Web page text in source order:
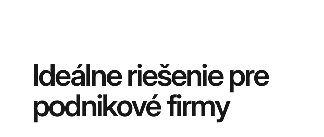
Ideálne riešenie pre
podnikové firmy